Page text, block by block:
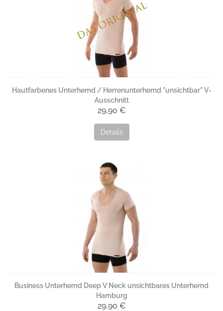
Hautfarbenes Unterhemd / Herrenunterhemd "unsichtbar" V-
Ausschnitt
29,90 €
Details
Business Unterhemd Deep V Neck unsichtbares Unterhemd
Hamburg
29,90 €